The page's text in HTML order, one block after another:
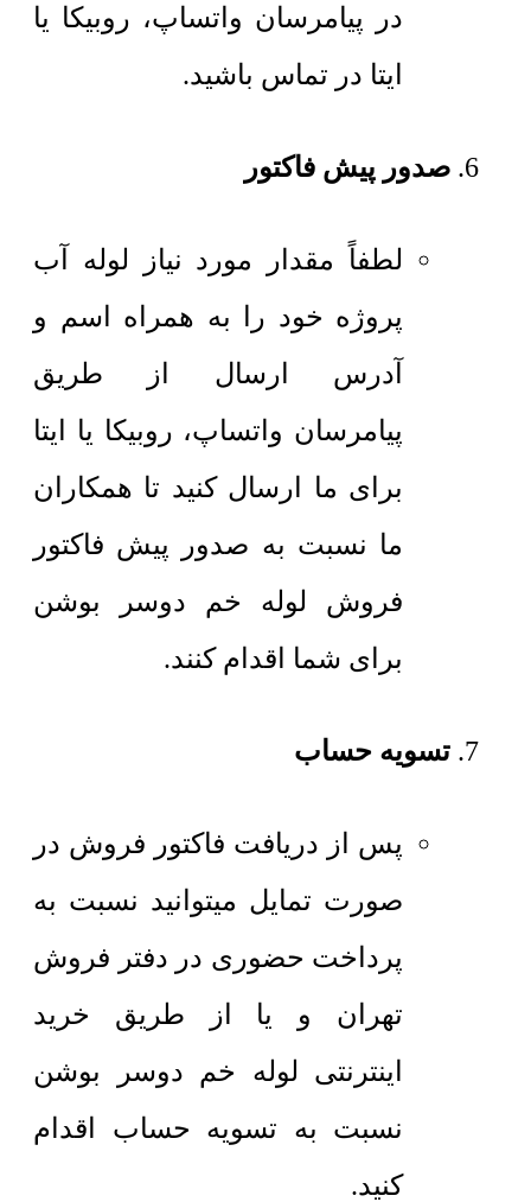
در پیامرسان واتساپ، روبیکا یا
ایتا در تماس باشید.
صدور پیش فاکتور
لطفاً مقدار مورد نیاز لوله آب
پروژه خود را به همراه اسم و
آدرس ارسال از طریق
پیامرسان واتساپ، روبیکا یا ایتا
برای ما ارسال کنید تا همکاران
ما نسبت به صدور پیش فاکتور
فروش لوله خم دوسر بوشن
برای شما اقدام کنند.
تسویه حساب
پس از دریافت فاکتور فروش در
صورت تمایل میتوانید نسبت به
پرداخت حضوری در دفتر فروش
تهران و یا از طریق خرید
اینترنتی لوله خم دوسر بوشن
نسبت به تسویه حساب اقدام
کنید.